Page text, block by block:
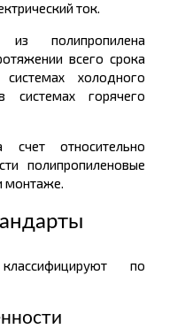
ток.
из полипропилена
всего срока
холодного
горячего
относительно
полипропиленовые
монтаже.
по